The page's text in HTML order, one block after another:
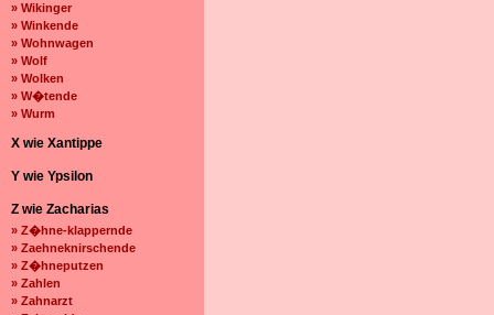
» Wikinger
» Winkende
» Wohnwagen
» Wolf
» Wolken
» W�tende
» Wurm
X wie Xantippe
Y wie Ypsilon
Z wie Zacharias
» Z�hne-klappernde
» Zaehneknirschende
» Z�hneputzen
» Zahlen
» Zahnarzt